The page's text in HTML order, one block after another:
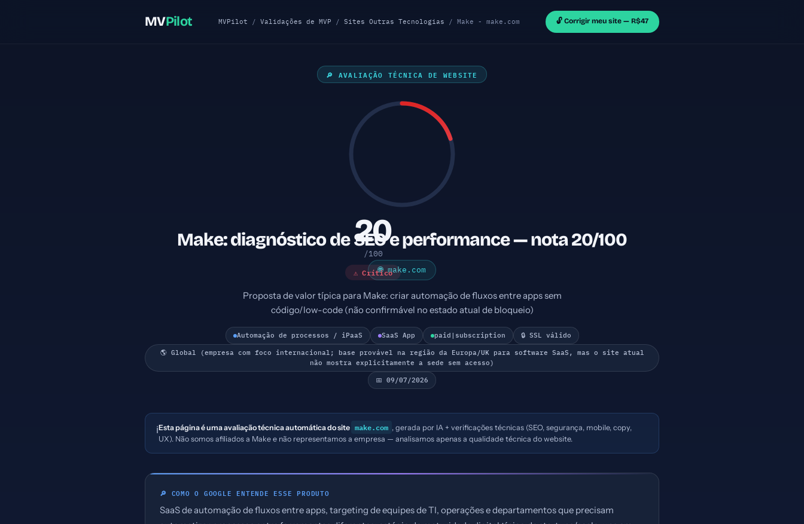
MVPilot MVPilot / Validações de MVP / Sites Outras Tecnologias / Make - make.com 🔓 Corrigir meu site — R$47
🔎 AVALIAÇÃO TÉCNICA DE WEBSITE
20
/100
⚠ Crítico
Make: diagnóstico de SEO e performance — nota 20/100
🌐 make.com
Proposta de valor típica para Make: criar automação de fluxos entre apps sem
código/low-code (não confirmável no estado atual de bloqueio)
Automação de processos / iPaaS SaaS App paid|subscription 🔒 SSL válido
🌎 Global (empresa com foco internacional; base provável na região da Europa/UK para software SaaS, mas o site atual
não mostra explicitamente a sede sem acesso)
📅 09/07/2026
ℹ️Esta página é uma avaliação técnica automática do site make.com , gerada por IA + verificações técnicas (SEO, segurança, mobile, copy,
UX). Não somos afiliados a Make e não representamos a empresa — analisamos apenas a qualidade técnica do website.
🔎 COMO O GOOGLE ENTENDE ESSE PRODUTO
SaaS de automação de fluxos entre apps, targeting de equipes de TI, operações e departamentos que precisam